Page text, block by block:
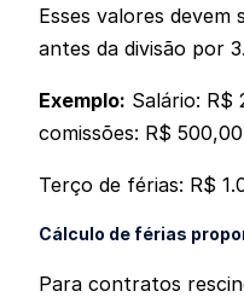
Esses valores devem
antes da divisão por 3.
Exemplo: Salário: R$
comissões: R$
Terço de férias: R$
Cálculo de férias
Para contratos